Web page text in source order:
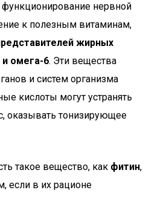
нервной
к полезным витаминам,
жирных
и омега-6. Эти вещества
и систем организма
кислоты могут устранять
оказывать тонизирующее
такое вещество, как фитин,
если в их рационе